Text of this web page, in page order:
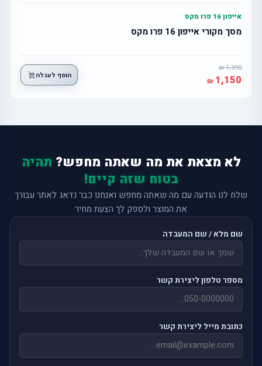
אייפון 16 פרו מקס
מסך מקורי אייפון 16 פרו מקס
1,390
1,150 הוסף לעגלה
לא מצאת את מה שאתה מחפש? תהיה
בטוח שזה קיים!
שלח לנו הודעה עם מה שאתה מחפש ואנחנו כבר נדאג לאתר עבורך
את המוצר ולספק לך הצעת מחיר
שם מלא / שם המעבדה
מספר טלפון ליצירת קשר
כתובת מייל ליצירת קשר